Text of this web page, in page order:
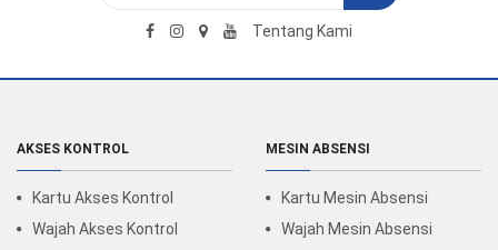
Tentang Kami
AKSES KONTROL
Kartu Akses Kontrol
Wajah Akses Kontrol
MESIN ABSENSI
Kartu Mesin Absensi
Wajah Mesin Absensi